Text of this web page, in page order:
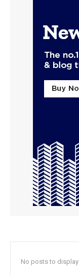
No posts to display